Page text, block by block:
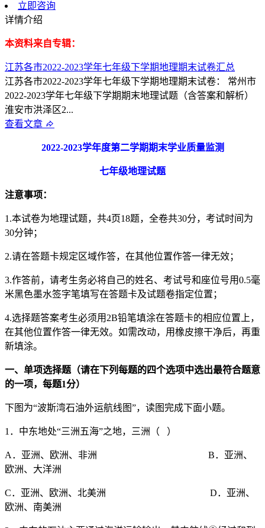
立即咨询
详情介绍
本资料来自专辑：
江苏各市2022-2023学年七年级下学期地理期末试卷汇总
江苏各市2022-2023学年七年级下学期地理期末试卷： 常州市
2022-2023学年七年级下学期期末地理试题（含答案和解析）
淮安市洪泽区2...
查看文章
2022-2023学年度第二学期期末学业质量监测
七年级地理试题
注意事项：
1.本试卷为地理试题，共4页18题，全卷共30分，考试时间为
30分钟；
2.请在答题卡规定区域作答，在其他位置作答一律无效；
3.作答前，请考生务必将自己的姓名、考试号和座位号用0.5毫
米黑色墨水签字笔填写在答题卡及试题卷指定位置；
4.选择题答案考生必须用2B铅笔填涂在答题卡的相应位置上，
在其他位置作答一律无效。如需改动，用橡皮擦干净后，再重
新填涂。
一、单项选择题（请在下列每题的四个选项中选出最符合题意
的一项，每题1分）
下图为“波斯湾石油外运航线图”，读图完成下面小题。
1．中东地处“三洲五海”之地，三洲（ ）
A．亚洲、欧洲、非洲 B．亚洲、
欧洲、大洋洲
C．亚洲、欧洲、北美洲 D．亚洲、
欧洲、南美洲